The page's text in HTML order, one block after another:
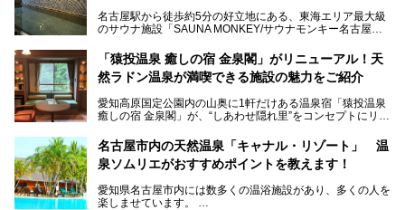
くある点が魅力です！
お好みの温泉施設を見つけて楽しんでくださいね。
名古屋駅から徒歩約5分の好立地にある、東海エリア最大級
のサウナ施設「SAUNA MONKEY/サウナモンキー名古屋」
「名古屋駅周辺ってサウナが少ないよね」という声をよく耳
にするだけあり、アクセスの良さにも胸が高鳴ります。
今回は普段は男性専用となっているパブリックサウナが、女
さっそく取材してきました！
「猿投温泉 癒しの宿 金泉閣」がリニューアル！天
然ラドン温泉が満喫できる施設の魅力をご紹介
愛知高原国定公園内の山奥に1軒だけある温泉宿「猿投温泉
癒しの宿 金泉閣」が、“しあわせ隠れ里”をコンセプトにリニ
天然ラドン温泉が堪能できるお風呂や、新設・改装された客
室、地元の食材と温泉水で作られたお料理……。
ご紹介します。
名古屋市内の天然温泉「キャナル・リゾート」 温
泉ソムリエがおすすめポイントを教えます！
愛知県名古屋市内には数多くの温浴施設があり、多くの人を
楽しませています。